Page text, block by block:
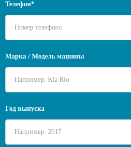
Телефон*
Марка / Модель машины
Год выпуска